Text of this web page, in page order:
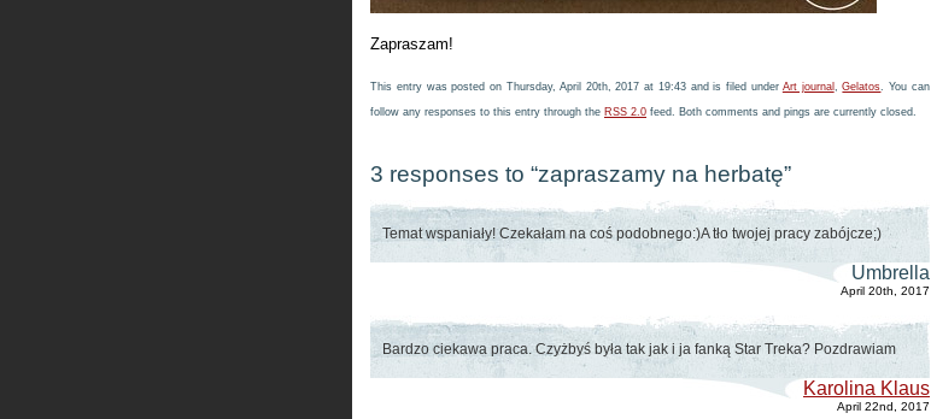
Zapraszam!
This entry was posted on Thursday, April 20th, 2017 at 19:43 and is filed under Art journal ,Gelatos. You can
follow any responses to this entry through the RSS 2.0 feed. Both comments and pings are currently closed.
3 responses to “zapraszamy na herbatę”
Temat wspaniały! Czekałam na coś podobnego:)A tło twojej pracy zabójcze;)
Umbrella
April 20th, 2017
Bardzo ciekawa praca. Czyżbyś była tak jak i ja fanką Star Treka? Pozdrawiam
Karolina Klaus
April 22nd, 2017